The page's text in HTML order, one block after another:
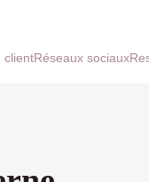
clientRéseaux sociaux